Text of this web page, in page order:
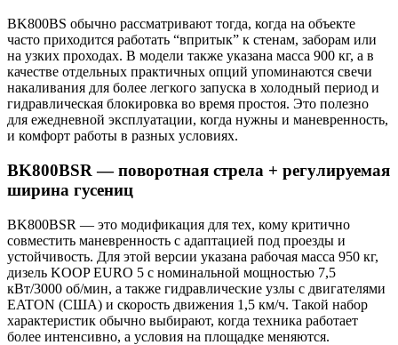
BK800BS обычно рассматривают тогда, когда на объекте
часто приходится работать “впритык” к стенам, заборам или
на узких проходах. В модели также указана масса 900 кг, а в
качестве отдельных практичных опций упоминаются свечи
накаливания для более легкого запуска в холодный период и
гидравлическая блокировка во время простоя. Это полезно
для ежедневной эксплуатации, когда нужны и маневренность,
и комфорт работы в разных условиях.
BK800BSR — поворотная стрела + регулируемая
ширина гусениц
BK800BSR — это модификация для тех, кому критично
совместить маневренность с адаптацией под проезды и
устойчивость. Для этой версии указана рабочая масса 950 кг,
дизель KOOP EURO 5 с номинальной мощностью 7,5
кВт/3000 об/мин, а также гидравлические узлы с двигателями
EATON (США) и скорость движения 1,5 км/ч. Такой набор
характеристик обычно выбирают, когда техника работает
более интенсивно, а условия на площадке меняются.